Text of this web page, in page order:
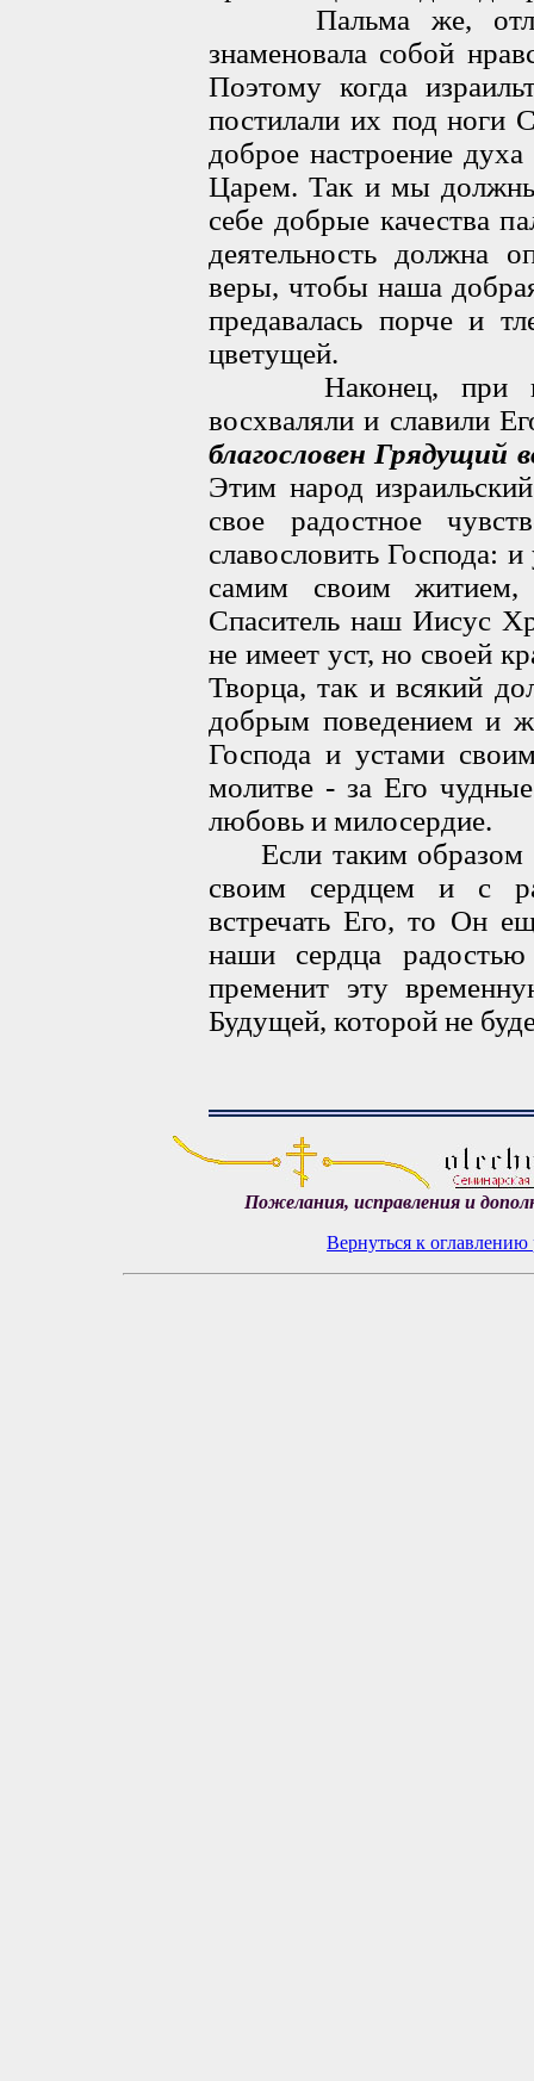
Пальма же,
знаменовала собой
Поэтому когда
постилали их под ноги
доброе настроение
Царем. Так и мы должны
себе добрые качества
деятельность должна
веры, чтобы наша
предавалась порче и
цветущей.
Наконец, при
восхваляли и славили
благословен Грядущий
Этим народ
свое радостное
славословить Господа:
самим своим житием,
Спаситель наш Иисус
не имеет уст, но своей
Творца, так и всякий
добрым поведением и
Господа и устами
молитве - за Его
любовь и милосердие.
Если таким образом
своим сердцем и с
встречать Его, то Он
наши сердца
пременит эту
Будущей, которой не
Пожелания, исправления и
Вернуться к оглавлению